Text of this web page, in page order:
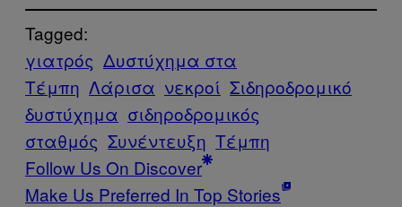
Tagged:
γιατρός Δυστύχημα στα
Τέμπη Λάρισα νεκροί Σιδηροδρομικό
δυστύχημα σιδηροδρομικός
σταθμός Συνέντευξη Τέμπη
Follow Us On Discover
Make Us Preferred In Top Stories